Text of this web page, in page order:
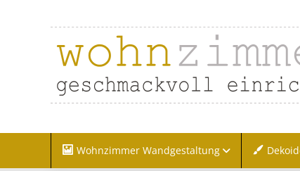
Wohnzimmer Wandgestaltung